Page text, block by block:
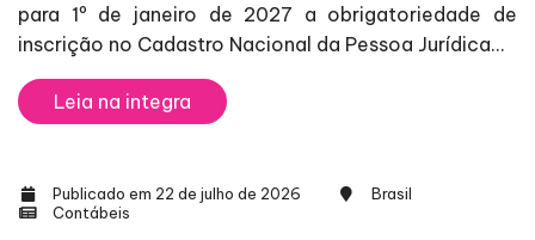
para 1º de janeiro de 2027 a obrigatoriedade de
inscrição no Cadastro Nacional da Pessoa Jurídica...
Leia na integra
Publicado em 22 de julho de 2026
Brasil
Contábeis